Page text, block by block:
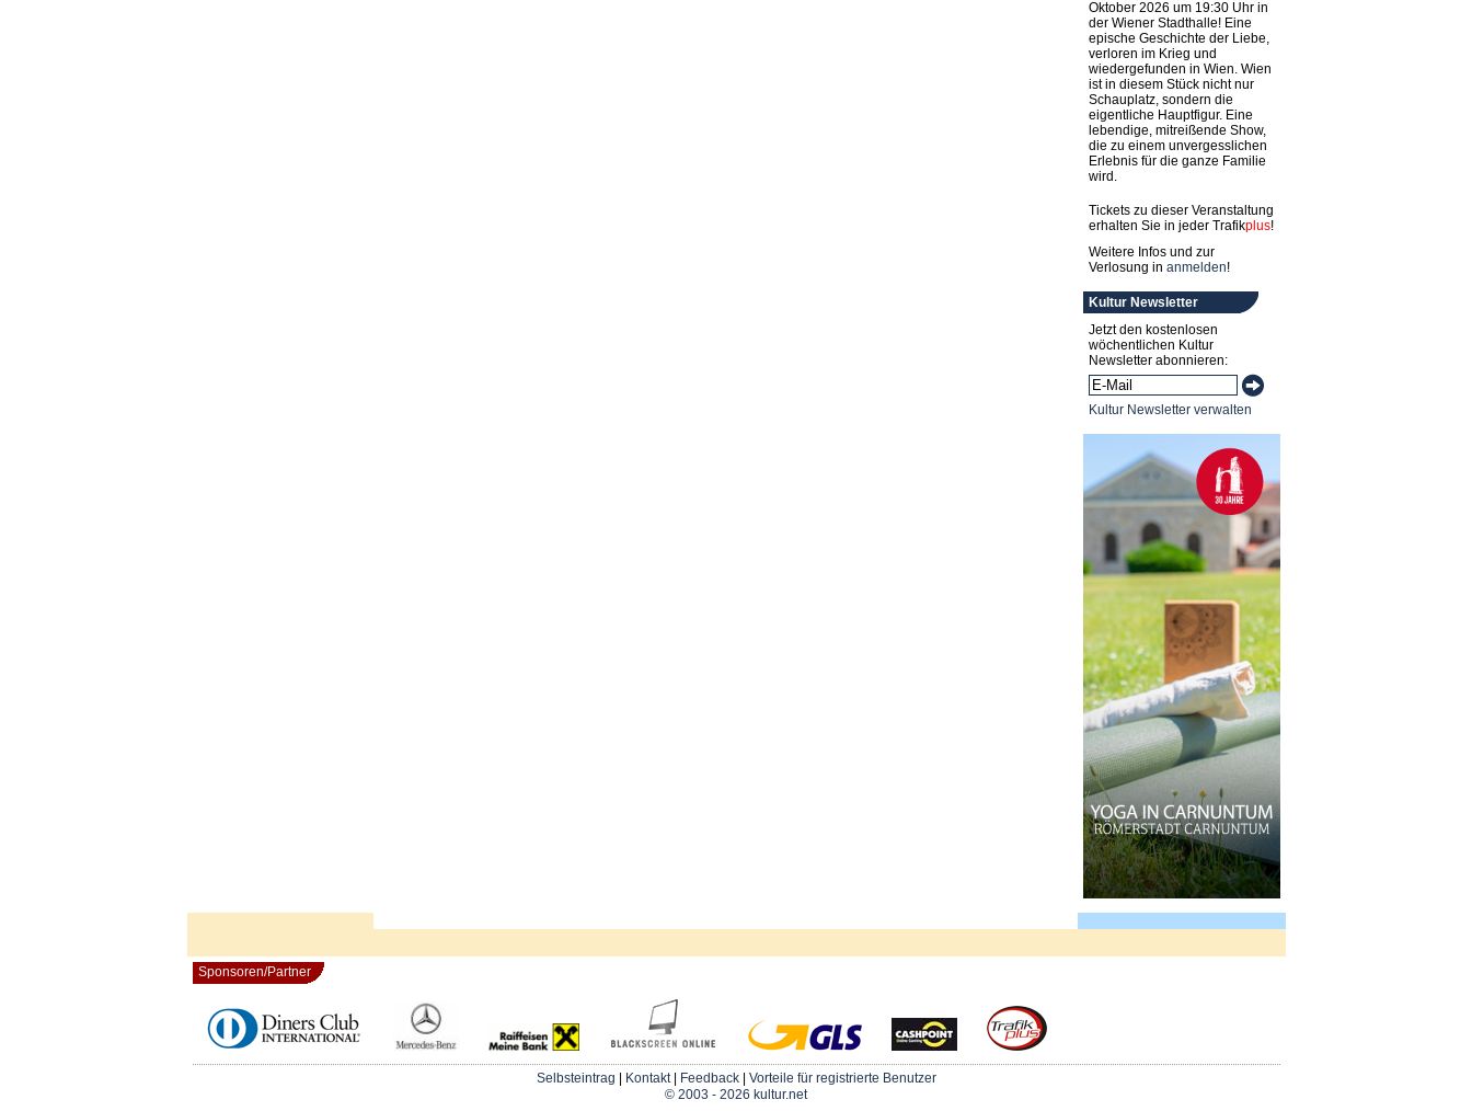
Oktober 2026 um 19:30 Uhr in
der Wiener Stadthalle! Eine
epische Geschichte der Liebe,
verloren im Krieg und
wiedergefunden in Wien. Wien
ist in diesem Stück nicht nur
Schauplatz, sondern die
eigentliche Hauptfigur. Eine
lebendige, mitreißende Show,
die zu einem unvergesslichen
Erlebnis für die ganze Familie
wird.
Tickets zu dieser Veranstaltung
erhalten Sie in jeder Trafikplus!
Weitere Infos und zur
Verlosung in anmelden!
Kultur Newsletter
Jetzt den kostenlosen
wöchentlichen Kultur
Newsletter abonnieren:
Kultur Newsletter verwalten
Sponsoren/Partner
Selbsteintrag Kontakt| Feedback| Vorteile für registrierte Benutzer
© 2003 - 2026 kultur.net